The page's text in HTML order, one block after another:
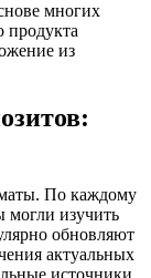
многих
продукта
из
По каждому
могли изучить
обновляют
актуальных